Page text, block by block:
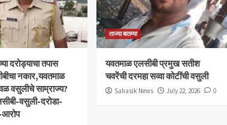
दरोड्याचा तपास
नकार,यवतमाळ
वसुलीचे साम्राज्य?
वसुली-दरोडा-
ताज्या बातम्या
यवतमाळ एलसीबी प्रमुख सतीश
चवरेंची दरमहा सव्वा कोटींची वसुली
Sahasik News July 22, 2026 0